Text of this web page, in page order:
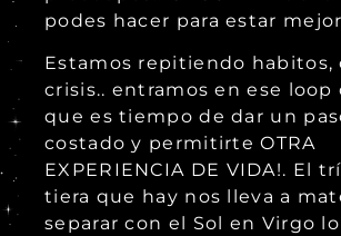
podes hacer para estar
Estamos repitiendo habitos,
crisis.. entramos en ese loop
que es tiempo de dar un
costado y permitirte OTRA
EXPERIENCIA DE VIDA!. El
tiera que hay nos lleva a
separar con el Sol en Virgo